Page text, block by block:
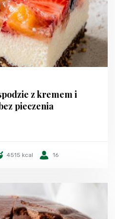
z kremem i
pieczenia
4515 kcal 16